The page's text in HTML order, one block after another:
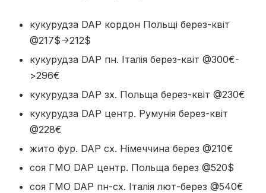
кукурудза DAP кордон Польщі берез-квіт
@217$->212$
кукурудза DAP пн. Італія берез-квіт @300€-
>296€
кукурудза DAP зх. Польща берез-квіт @230€
кукурудза DAP центр. Румунія берез-квіт
@228€
жито фур. DAP сх. Німеччина берез @210€
соя ГМО DAP центр. Польща берез @520$
соя ГМО DAP пн-сх. Італія лют-берез @540€